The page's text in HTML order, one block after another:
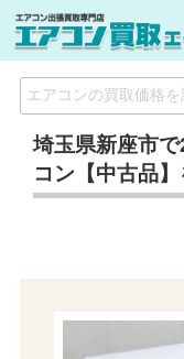
埼玉県新座市
コン【中古品】